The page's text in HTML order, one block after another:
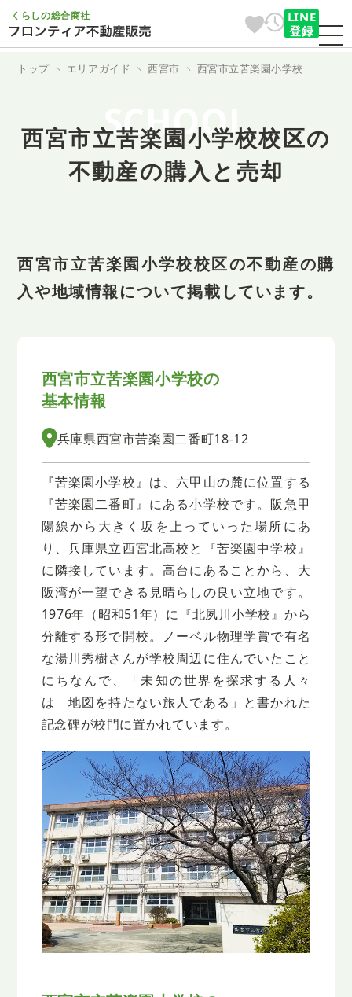
くらしの総合商社
LINE
登録
トップ エリアガイド 西宮市 西宮市立苦楽園小学校
SCHOOL
西宮市立苦楽園小学校校区の
不動産の購入と売却
西宮市立苦楽園小学校校区の不動産の購
入や地域情報について掲載しています。
西宮市立苦楽園小学校の
基本情報
兵庫県西宮市苦楽園二番町18-12
『苦楽園小学校』は、六甲山の麓に位置する
『苦楽園二番町』にある小学校です。阪急甲
陽線から大きく坂を上っていった場所にあ
り、兵庫県立西宮北高校と『苦楽園中学校』
に隣接しています。高台にあることから、大
阪湾が一望できる見晴らしの良い立地です。
1976年（昭和51年）に『北夙川小学校』から
分離する形で開校。ノーベル物理学賞で有名
な湯川秀樹さんが学校周辺に住んでいたこと
にちなんで、「未知の世界を探求する人々
は 地図を持たない旅人である」と書かれた
記念碑が校門に置かれています。